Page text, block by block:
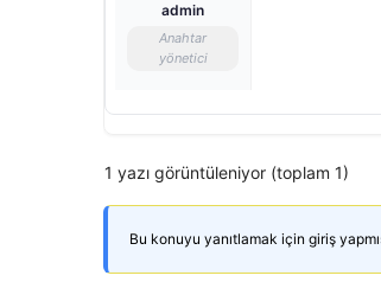
admin
Anahtar
yönetici
1 yazı görüntüleniyor (toplam 1)
Bu konuyu yanıtlamak için giriş